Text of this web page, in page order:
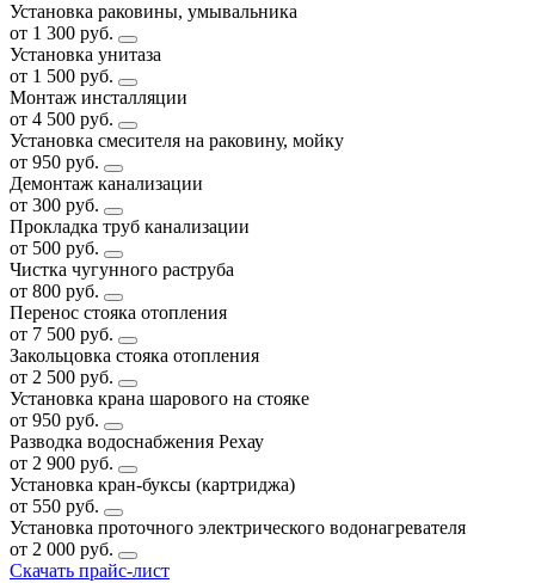
Установка раковины, умывальника
от 1 300 руб.
Установка унитаза
от 1 500 руб.
Монтаж инсталляции
от 4 500 руб.
Установка смесителя на раковину, мойку
от 950 руб.
Демонтаж канализации
от 300 руб.
Прокладка труб канализации
от 500 руб.
Чистка чугунного раструба
от 800 руб.
Перенос стояка отопления
от 7 500 руб.
Закольцовка стояка отопления
от 2 500 руб.
Установка крана шарового на стояке
от 950 руб.
Разводка водоснабжения Рехау
от 2 900 руб.
Установка кран-буксы (картриджа)
от 550 руб.
Установка проточного электрического водонагревателя
от 2 000 руб.
Скачать прайс-лист